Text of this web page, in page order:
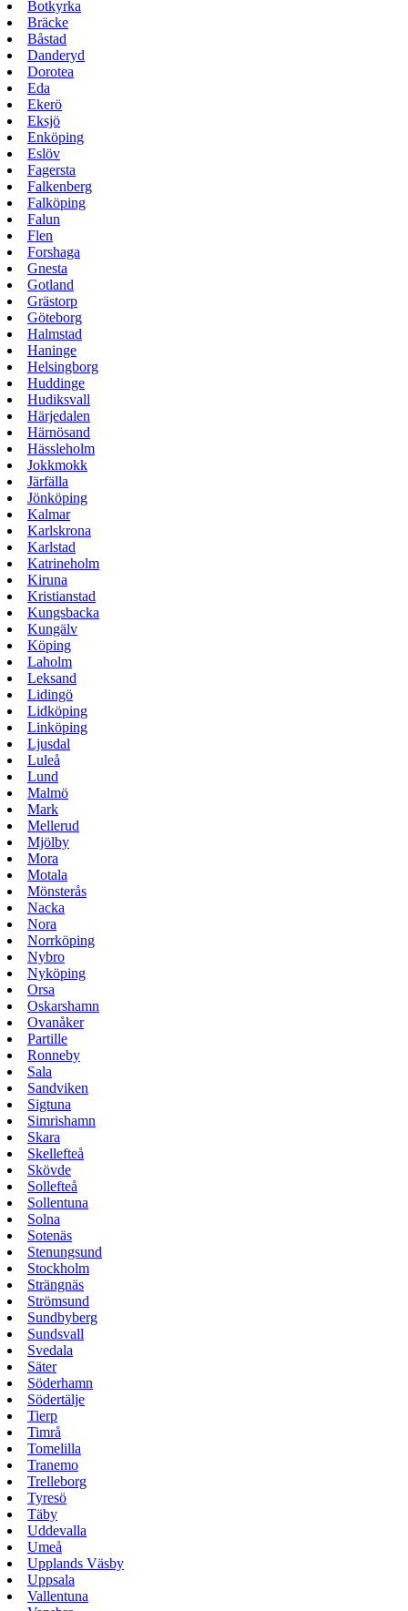
Botkyrka
Bräcke
Båstad
Danderyd
Dorotea
Eda
Ekerö
Eksjö
Enköping
Eslöv
Fagersta
Falkenberg
Falköping
Falun
Flen
Forshaga
Gnesta
Gotland
Grästorp
Göteborg
Halmstad
Haninge
Helsingborg
Huddinge
Hudiksvall
Härjedalen
Härnösand
Hässleholm
Jokkmokk
Järfälla
Jönköping
Kalmar
Karlskrona
Karlstad
Katrineholm
Kiruna
Kristianstad
Kungsbacka
Kungälv
Köping
Laholm
Leksand
Lidingö
Lidköping
Linköping
Ljusdal
Luleå
Lund
Malmö
Mark
Mellerud
Mjölby
Mora
Motala
Mönsterås
Nacka
Nora
Norrköping
Nybro
Nyköping
Orsa
Oskarshamn
Ovanåker
Partille
Ronneby
Sala
Sandviken
Sigtuna
Simrishamn
Skara
Skellefteå
Skövde
Sollefteå
Sollentuna
Solna
Sotenäs
Stenungsund
Stockholm
Strängnäs
Strömsund
Sundbyberg
Sundsvall
Svedala
Säter
Söderhamn
Södertälje
Tierp
Timrå
Tomelilla
Tranemo
Trelleborg
Tyresö
Täby
Uddevalla
Umeå
Upplands Väsby
Uppsala
Vallentuna